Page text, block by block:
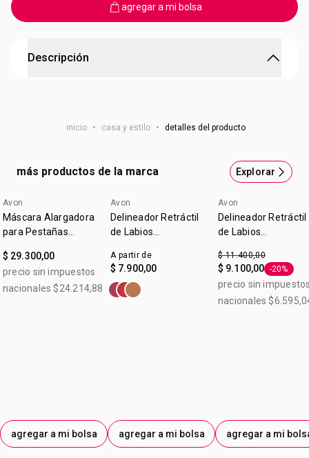
agregar a mi bolsa
Descripción
sábanas, toallas, almohadones, cortinas y tapizados
inicio • casa y estilo • detalles del producto
más productos de la marca Explorar
Avon
Máscara Alargadora
para Pestañas
$ 29.300,00
precio sin impuestos
nacionales $24.214,88
agregar a mi bolsa
Avon
Delineador Retráctil
de Labios
Color Malva
A partir de
$ 7.900,00
agregar a mi bolsa
Avon
Delineador Retráctil
de Labios
Color Malva 0,28 g
$ 11.400,00
$ 9.100,00 Etiqueta -
-20%
precio sin
nacionales
agregar a mi